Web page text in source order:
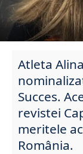
Atleta
Succes.
revistei
meritele
România.